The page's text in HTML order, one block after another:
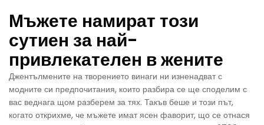
Мъжете намират този
сутиен за най-
привлекателен в жените
Джентълмените на творението винаги ни изненадват с
модните си предпочитания, които разбира се ще споделим с
вас веднага щом разберем за тях. Такъв беше и този път,
когато открихме, че мъжете имат ясен фаворит, що се отнася